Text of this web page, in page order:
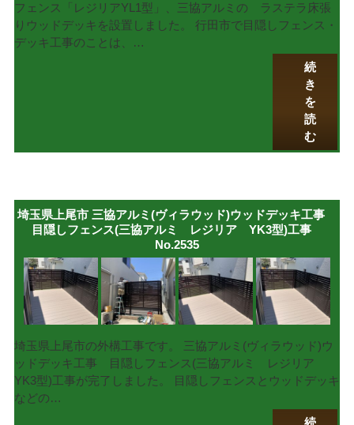
フェンス「レジリアYL1型」、三協アルミの ラステラ床張
りウッドデッキを設置しました。 行田市で目隠しフェンス・
デッキ工事のことは、…
続
き
を
読
む
埼玉県上尾市 三協アルミ(ヴィラウッド)ウッドデッキ工事
目隠しフェンス(三協アルミ レジリア YK3型)工事
No.2535
埼玉県上尾市の外構工事です。 三協アルミ(ヴィラウッド)ウ
ッドデッキ工事 目隠しフェンス(三協アルミ レジリア
YK3型)工事が完了しました。 目隠しフェンスとウッドデッキ
などの…